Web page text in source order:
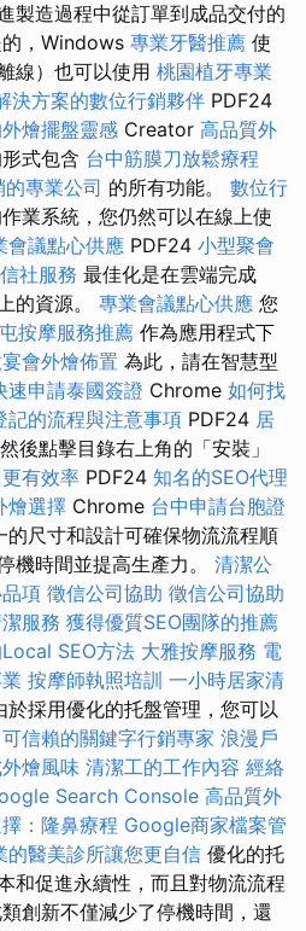
製造過程中從訂單到成品交付的
，Windows 專業牙醫推薦 使
線）也可以使用 桃園植牙專業
決方案的數位行銷夥伴 PDF24
燴擺盤靈感 Creator 高品質外
式包含 台中筋膜刀放鬆療程
專業公司 的所有功能。 數位行
業系統，您仍然可以在線上使
會議點心供應 PDF24 小型聚會
社服務 最佳化是在雲端完成
的資源。 專業會議點心供應 您
按摩服務推薦 作為應用程式下
會外燴佈置 為此，請在智慧型
速申請泰國簽證 Chrome 如何找
記的流程與注意事項 PDF24 居
後點擊目錄右上角的「安裝」
有效率 PDF24 知名的SEO代理
燴選擇 Chrome 台中申請台胞證
尺寸和設計可確保物流流程順
機時間並提高生產力。 清潔公
項 徵信公司協助 徵信公司協助
服務 獲得優質SEO團隊的推薦
SEO方法 大雅按摩服務 電
按摩師執照培訓 一小時居家清
於採用優化的托盤管理，您可以
可信賴的關鍵字行銷專家 浪漫戶
燴風味 清潔工的工作內容 經絡
Search Console 高品質外
：隆鼻療程 Google商家檔案管
的醫美診所讓您更自信 優化的托
和促進永續性，而且對物流流程
創新不僅減少了停機時間，還